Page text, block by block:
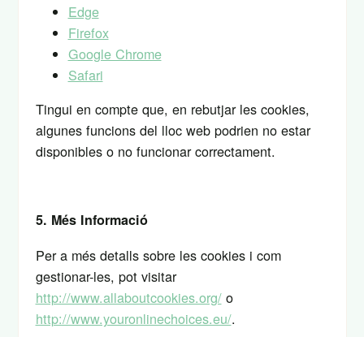
Edge
Firefox
Google Chrome
Safari
Tingui en compte que, en rebutjar les cookies,
algunes funcions del lloc web podrien no estar
disponibles o no funcionar correctament.
5. Més Informació
Per a més detalls sobre les cookies i com
gestionar-les, pot visitar
http://www.allaboutcookies.org/o
http://www.youronlinechoices.eu/.